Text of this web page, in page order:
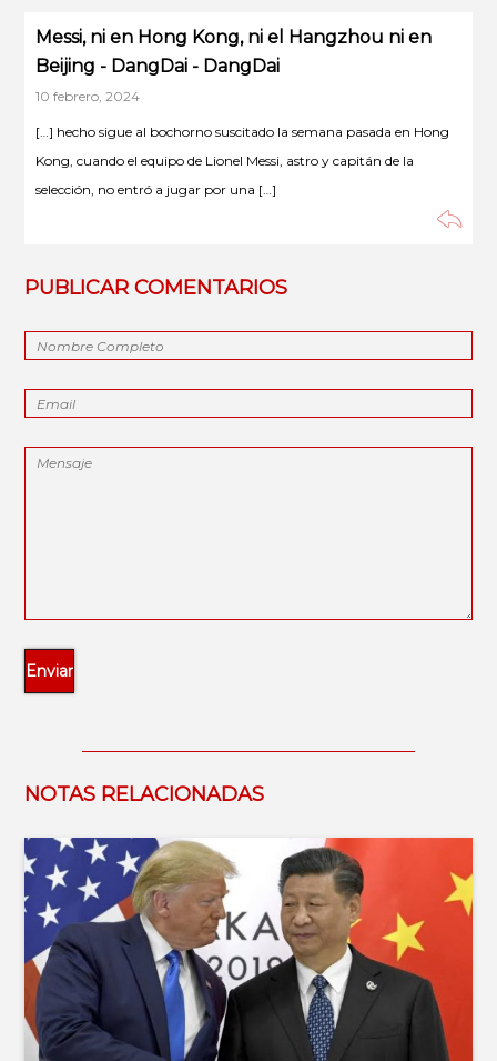
Messi, ni en Hong Kong, ni el Hangzhou ni en
Beijing - DangDai - DangDai
10 febrero, 2024
[…] hecho sigue al bochorno suscitado la semana pasada en Hong
Kong, cuando el equipo de Lionel Messi, astro y capitán de la
selección, no entró a jugar por una […]
PUBLICAR COMENTARIOS
NOTAS RELACIONADAS